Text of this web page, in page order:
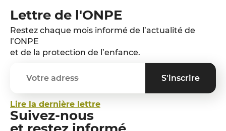
Lettre de l'ONPE
Restez chaque mois informé de l’actualité de
l’ONPE
et de la protection de l’enfance.
Lire la dernière lettre
Suivez-nous